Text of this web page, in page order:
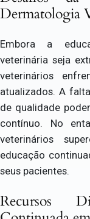
Dermatologia
Embora a
veterinária seja
veterinários
atualizados. A
de qualidade
contínuo. No
veterinários
educação
seus pacientes.
Recursos